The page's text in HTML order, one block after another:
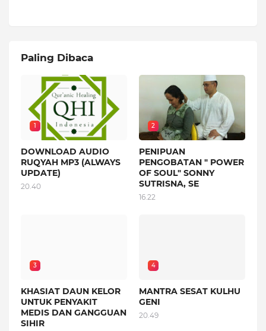
Paling Dibaca
1
DOWNLOAD AUDIO
RUQYAH MP3 (ALWAYS
UPDATE)
20.40
2
PENIPUAN
PENGOBATAN " POWER
OF SOUL" SONNY
SUTRISNA, SE
16.22
3
KHASIAT DAUN KELOR
UNTUK PENYAKIT
MEDIS DAN GANGGUAN
SIHIR
4
MANTRA SESAT KULHU
GENI
20.49